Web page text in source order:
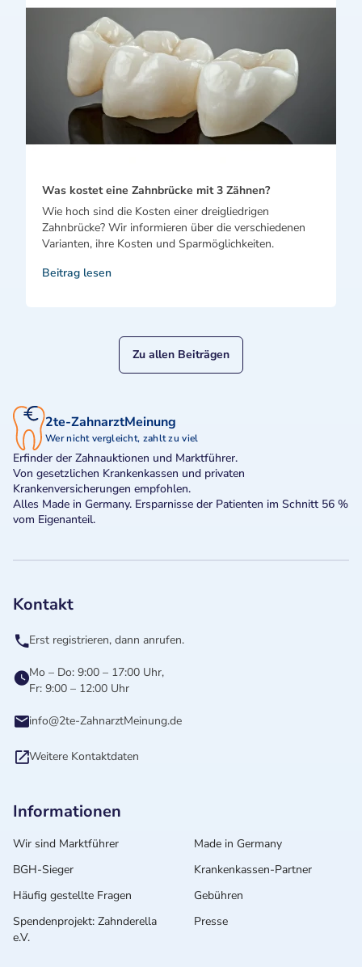
Was kostet eine Zahnbrücke mit 3 Zähnen?
Wie hoch sind die Kosten einer dreigliedrigen
Zahnbrücke? Wir informieren über die verschiedenen
Varianten, ihre Kosten und Sparmöglichkeiten.
Beitrag lesen
Zu allen Beiträgen
2te-ZahnarztMeinung
Wer nicht vergleicht, zahlt zu viel
Erfinder der Zahnauktionen und Marktführer.
Von gesetzlichen Krankenkassen und privaten
Krankenversicherungen empfohlen.
Alles Made in Germany. Ersparnisse der Patienten im Schnitt 56 %
vom Eigenanteil.
Kontakt
Erst registrieren, dann anrufen.
Mo – Do: 9:00 – 17:00 Uhr,
Fr: 9:00 – 12:00 Uhr
info@2te-ZahnarztMeinung.de
Weitere Kontaktdaten
Informationen
Wir sind Marktführer
Made in Germany
BGH-Sieger
Krankenkassen-Partner
Häufig gestellte Fragen
Gebühren
Spendenprojekt: Zahnderella
e.V.
Presse